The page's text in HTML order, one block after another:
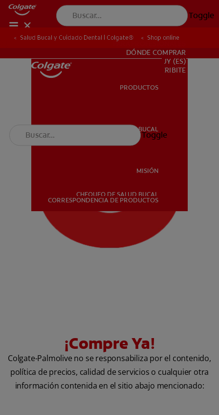
Toggle
SALUD BUCAL
CHEQUEO DE SALUD BUCAL
CORRESPONDENCIA DE PRODUCTOS
PARA PROFESIONALES
DÓNDE COMPRAR
UY (ES)
SUSCRIBITE
PRODUCTOS
SALUD BUCAL
MISIÓN
CHEQUEO DE SALUD BUCAL
CORRESPONDENCIA DE PRODUCTOS
Toggle
Salud Bucal y Cuidado Dental | Colgate® Shop online
¡Compre Ya!
Colgate-Palmolive no se responsabiliza por el contenido,
política de precios, calidad de servicios o cualquier otra
información contenida en el sitio abajo mencionado: